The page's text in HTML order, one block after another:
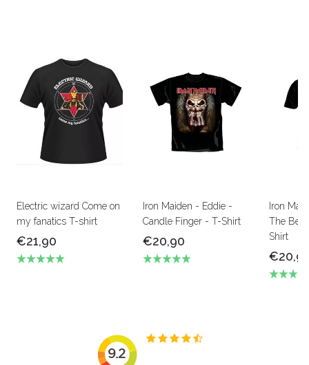
Electric wizard Come on
my fanatics T-shirt
€21,90
Iron Maiden - Eddie -
Candle Finger - T-Shirt
€20,90
Iron
The
Shirt